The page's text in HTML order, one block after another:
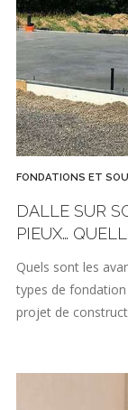
FONDATIONS ET
DALLE SUR
PIEUX…
Quels sont les
types de
projet de